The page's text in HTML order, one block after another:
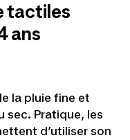
tactiles
ans
la pluie fine et
sec. Pratique, les
d’utiliser son